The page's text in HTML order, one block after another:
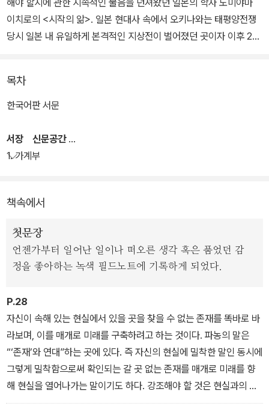
해야 할지에 관한 지속적인 물음을 던져왔던 일본의 학자 도미야마
이치로의 <시작의 앎>. 일본 현대사 속에서 오키나와는 태평양전쟁
당시 일본 내 유일하게 본격적인 지상전이 벌어졌던 곳이자 이후 20
구를 통해 일본 현대사의 여러 국면에서 폭력적 상황에 처했던 오키
나와라는 존재를 오키나와학의 선구자인 이하 후유를 중심으로 읽어
<시작의 앎>에서 도미야마는 프란츠 파농의 글을 통해 폭력에 노출
서의 파농을 넘어서 정신과 의사로서의 파농과 그가 수행한 임상의
어떻게 해도 말이 말로 받아들여지지 않는 폭력적 상황에 놓인 존재
들은 어떻게 자신의 말을 찾아갈 수 있는가 하는 문제를 파농의 글을
배제되어온 오키나와를 그와 함께 사고한다. 도미야마는 파농의 글을
읽는다는 것은 오키나와를 사고한다는 것과도 깊게 연결되어있는 일
이며 나아가 읽고 쓴다는 것, 연구라는 행위를 한다는 것과도 연결되
어있는 일임을 강조한다.
목차
한국어판 서문
서장 신문공간
1. 가계부
책속에서
첫문장
언젠가부터 일어난 일이나 떠오른 생각 혹은 품었던 감
정을 좋아하는 녹색 필드노트에 기록하게 되었다.
P.28
자신이 속해 있는 현실에서 있을 곳을 찾을 수 없는 존재를 똑바로 바
라보며, 이를 매개로 미래를 구축하려고 하는 것이다. 파농의 말은
“‘존재’와 연대”하는 곳에 있다. 즉 자신의 현실에 밀착한 말인 동시에
그렇게 밀착함으로써 확인되는 갈 곳 없는 존재를 매개로 미래를 향
해 현실을 열어나가는 말이기도 하다. 강조해야 할 것은 현실과의 밀
착 속에서 말이 정지하고 미래를 향해 움직여나가는 곳에 시작이 있